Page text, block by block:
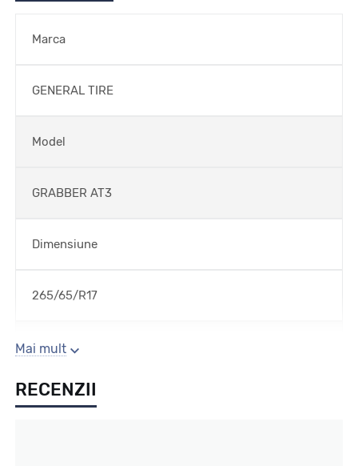
Marca
GENERAL TIRE
Model
GRABBER AT3
Dimensiune
265/65/R17
Sezon
All season / Off Road
Mai mult
RECENZII